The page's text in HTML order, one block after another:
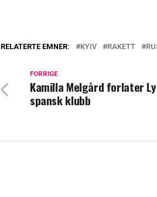
RELATERTE EMNER: KYIV RAKETT
FORRIGE
Kamilla Melgård forlater
spansk klubb